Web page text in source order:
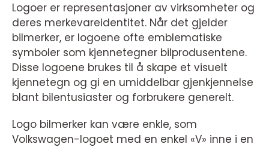
Logoer er representasjoner av virksomheter og
deres merkevareidentitet. Når det gjelder
bilmerker, er logoene ofte emblematiske
symboler som kjennetegner bilprodusentene.
Disse logoene brukes til å skape et visuelt
kjennetegn og gi en umiddelbar gjenkjennelse
blant bilentusiaster og forbrukere generelt.
Logo bilmerker kan være enkle, som
Volkswagen-logoet med en enkel «V» inne i en